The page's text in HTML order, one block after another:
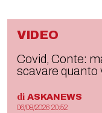
VIDEO
Covid, Conte:
scavare quanto
di ASKANEWS
06/08/2026 20:52